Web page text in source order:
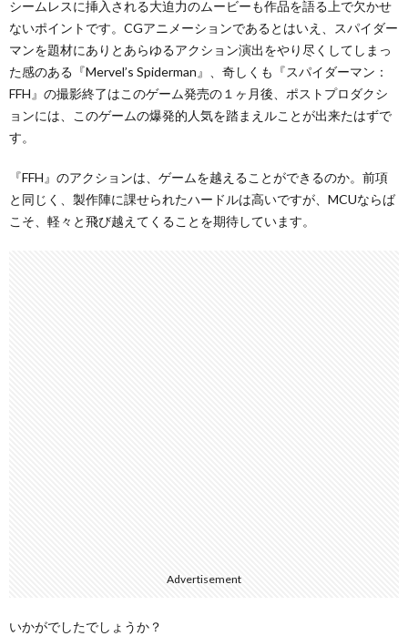
シームレスに挿入される大迫力のムービーも作品を語る上で欠かせ
ないポイントです。CGアニメーションであるとはいえ、スパイダー
マンを題材にありとあらゆるアクション演出をやり尽くしてしまっ
た感のある『Mervel’s Spiderman』、奇しくも『スパイダーマン：
FFH』の撮影終了はこのゲーム発売の１ヶ月後、ポストプロダクシ
ョンには、このゲームの爆発的人気を踏まえルことが出来たはずで
す。
『FFH』のアクションは、ゲームを越えることができるのか。前項
と同じく、製作陣に課せられたハードルは高いですが、MCUならば
こそ、軽々と飛び越えてくることを期待しています。
Advertisement
いかがでしたでしょうか？